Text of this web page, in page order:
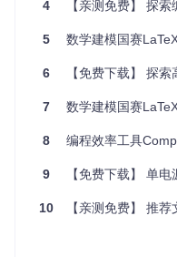
实际输出和差异比较
浏览器扩展集成
：配
高度可定制：无论是
安装与使用
该插件要求Neovim版本
4 【亲测免费】 探索编程
5 数学建模国赛
6 【免费下载】 探索高效
7 数学建模国赛
8 编程效率工具
9 【免费下载】 单电源
10 【亲测免费】 推荐文